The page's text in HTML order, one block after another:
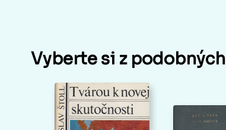
Vyberte si z podobných